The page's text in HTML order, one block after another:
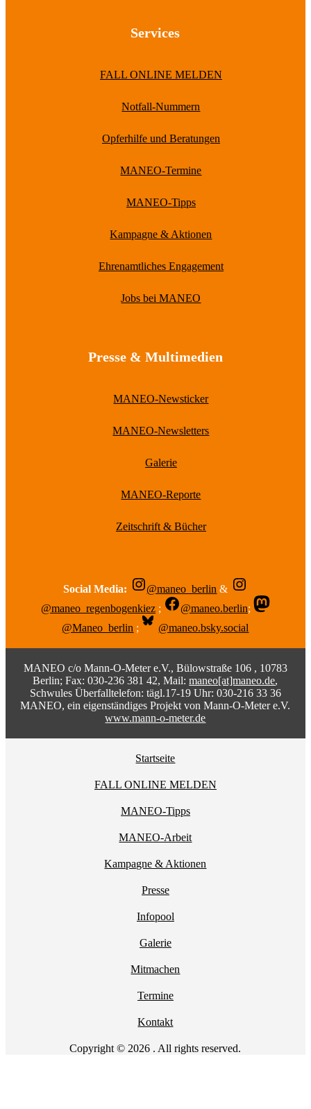
Services
FALL ONLINE MELDEN
Notfall-Nummern
Opferhilfe und Beratungen
MANEO-Termine
MANEO-Tipps
Kampagne & Aktionen
Ehrenamtliches Engagement
Jobs bei MANEO
Presse & Multimedien
MANEO-Newsticker
MANEO-Newsletters
Galerie
MANEO-Reporte
Zeitschrift & Bücher
Social Media: @maneo_berlin &
@maneo_regenbogenkiez ; @maneo.berlin;
@Maneo_berlin ; @maneo.bsky.social
MANEO c/o Mann-O-Meter e.V., Bülowstraße 106 , 10783
Berlin; Fax: 030-236 381 42, Mail:maneo[at]maneo.de,
Schwules Überfalltelefon: tägl.17-19 Uhr: 030-216 33 36
MANEO, ein eigenständiges Projekt von Mann-O-Meter e.V.
www.mann-o-meter.de
Startseite
FALL ONLINE MELDEN
MANEO-Tipps
MANEO-Arbeit
Kampagne & Aktionen
Presse
Infopool
Galerie
Mitmachen
Termine
Kontakt
Copyright © 2026 . All rights reserved.